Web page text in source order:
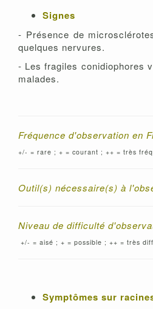
Signes
- Présence de
quelques nervures.
- Les fragiles conidiophores
malades.
Fréquence d'observation en
+/- = rare ; + = courant ; ++ = très
Outil(s) nécessaire(s) à
Niveau de difficulté
+/- = aisé ; + = possible ; ++ = très
Symptômes sur